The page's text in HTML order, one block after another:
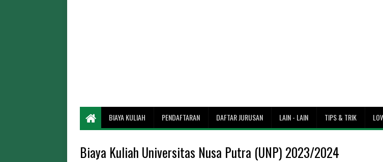
Berapa Lama Penyeberangan Bakauheni ke Merak? Ini Estimasi Waktu dan Jaraknya
Biaya Masuk Pantai Tanjung Lesung
Cara Daftar Mudik Gratis Kemenhub 2026
BIAYA KULIAH PENDAFTARAN DAFTAR JURUSAN LAIN - LAIN TIPS & TRIK
Biaya Kuliah Universitas Nusa Putra (UNP) 2023/2024